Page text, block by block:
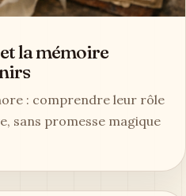
la mémoire
: comprendre leur rôle
sans promesse magique